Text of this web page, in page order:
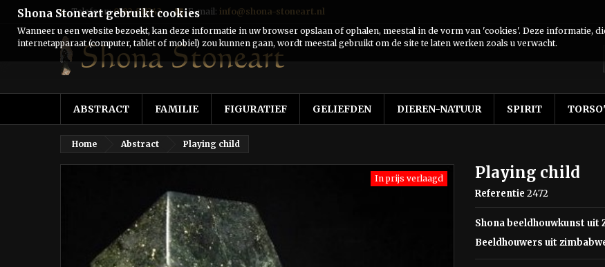
Telefoon: 0182-511243 E-mail: info@shona-stoneart.nl
ABSTRACT FAMILIE FIGURATIEF GELIEFDEN DIEREN-NATUUR SPIRIT
Home Abstract Playing child
In prijs verlaagd Playing child
Referentie 2472
Shona beeldhouwkunst uit
Beeldhouwers uit
Shona Stoneart gebruikt cookies
Wanneer u een website bezoekt, kan deze informatie in uw browser opslaan of ophalen, meestal in de vorm van 'cookies'. Deze informatie,
internetapparaat (computer, tablet of mobiel) zou kunnen gaan, wordt meestal gebruikt om de site te laten werken zoals u verwacht.